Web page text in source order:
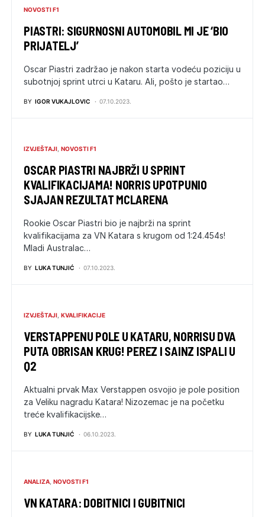
NOVOSTI F1
PIASTRI: SIGURNOSNI AUTOMOBIL MI JE ‘BIO
PRIJATELJ’
Oscar Piastri zadržao je nakon starta vodeću poziciju u
subotnjoj sprint utrci u Kataru. Ali, pošto je startao…
BY IGOR VUKAJLOVIC 07.10.2023.
IZVJEŠTAJI NOVOSTI F1
OSCAR PIASTRI NAJBRŽI U SPRINT
KVALIFIKACIJAMA! NORRIS UPOTPUNIO
SJAJAN REZULTAT MCLARENA
Rookie Oscar Piastri bio je najbrži na sprint
kvalifikacijama za VN Katara s krugom od 1:24.454s!
Mladi Australac…
BY LUKA TUNJIĆ 07.10.2023.
IZVJEŠTAJI KVALIFIKACIJE
VERSTAPPENU POLE U KATARU, NORRISU DVA
PUTA OBRISAN KRUG! PEREZ I SAINZ ISPALI U
Q2
Aktualni prvak Max Verstappen osvojio je pole position
za Veliku nagradu Katara! Nizozemac je na početku
treće kvalifikacijske…
BY LUKA TUNJIĆ 06.10.2023.
ANALIZA NOVOSTI F1
VN KATARA: DOBITNICI I GUBITNICI